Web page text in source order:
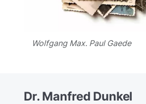
Wolfgang Max. Paul Gaede
Dr. Manfred Dunkel